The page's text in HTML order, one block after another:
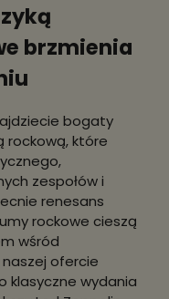
brzmienia
bogaty
rockową, które
zespołów i
renesans
rockowe cieszą
wśród
ofercie
klasyczne wydania